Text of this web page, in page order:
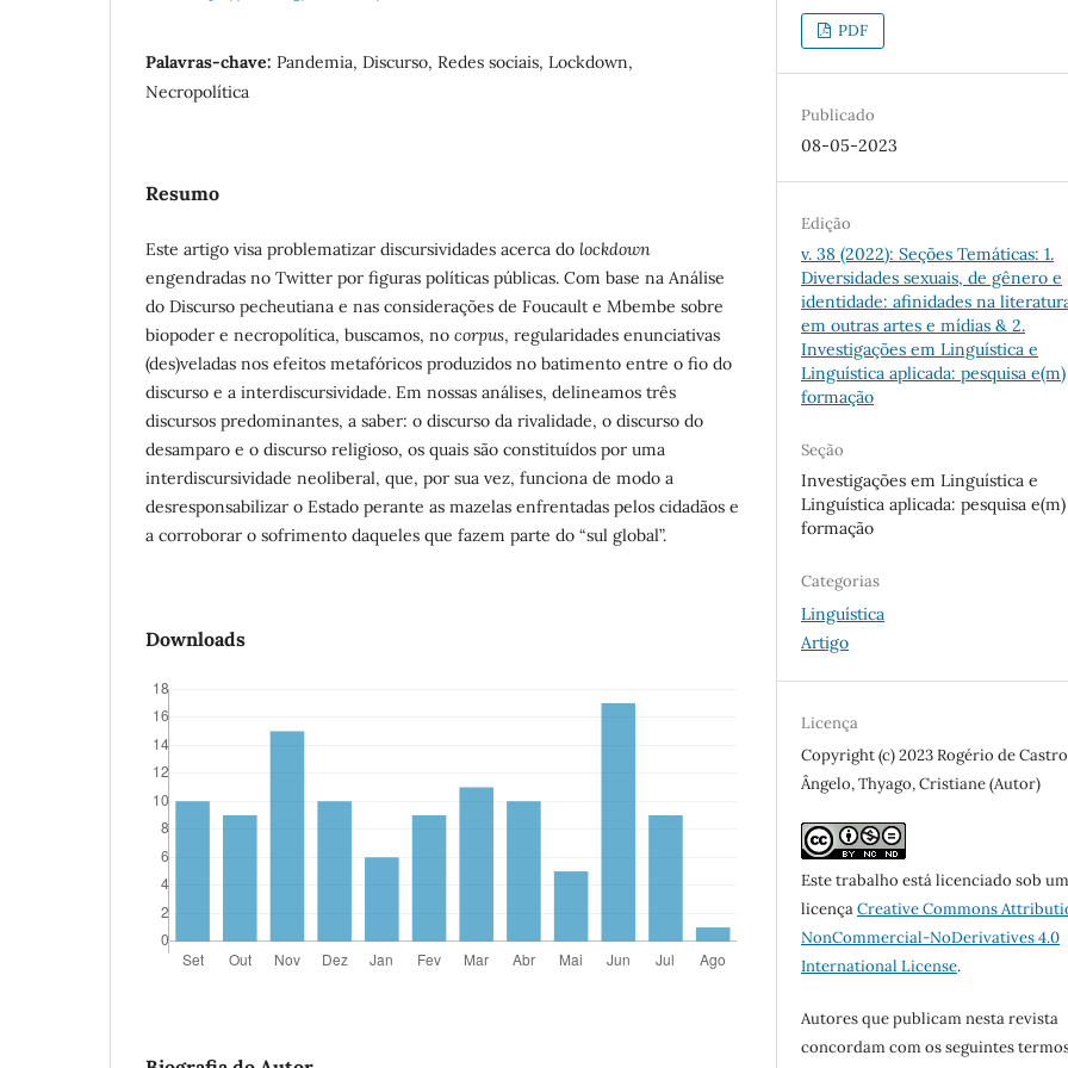
Palavras-chave: Pandemia, Discurso, Redes sociais, Lockdown,
Necropolítica
Resumo
Este artigo visa problematizar discursividades acerca do lockdown
engendradas no Twitter por figuras políticas públicas. Com base na Análise
do Discurso pecheutiana e nas considerações de Foucault e Mbembe sobre
biopoder e necropolítica, buscamos, no corpus, regularidades enunciativas
(des)veladas nos efeitos metafóricos produzidos no batimento entre o fio do
discurso e a interdiscursividade. Em nossas análises, delineamos três
discursos predominantes, a saber: o discurso da rivalidade, o discurso do
desamparo e o discurso religioso, os quais são constituídos por uma
interdiscursividade neoliberal, que, por sua vez, funciona de modo a
desresponsabilizar o Estado perante as mazelas enfrentadas pelos cidadãos e
a corroborar o sofrimento daqueles que fazem parte do “sul global”.
Downloads
PDF
Publicado
08-05-2023
Edição
v. 38 (2022): Seções Temáticas: 1.
Diversidades sexuais, de gênero e
identidade: afinidades na
em outras artes e mídias & 2.
Investigações em Linguística e
Linguística aplicada: pesquisa e(m)
formação
Seção
Investigações em Linguística e
Linguística aplicada: pesquisa e(m)
formação
Categorias
Linguística
Artigo
Licença
Copyright (c) 2023 Rogério de Castro
Ângelo, Thyago, Cristiane (Autor)
Este trabalho está licenciado sob
licençaCreative Commons
NonCommercial-NoDerivatives 4.0
International License.
Autores que publicam nesta revista
concordam com os seguintes